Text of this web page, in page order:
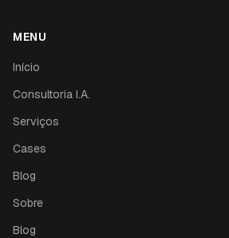
MENU
Início
Consultoria I.A.
Serviços
Cases
Blog
Sobre
Blog